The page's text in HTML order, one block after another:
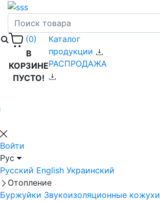
(0)
В
КОРЗИНЕ
ПУСТО!
Каталог
продукции
РАСПРОДАЖА
Войти
Рус
Русский English Украинский
Отопление
Буржуйки Звукоизоляционные кожухи